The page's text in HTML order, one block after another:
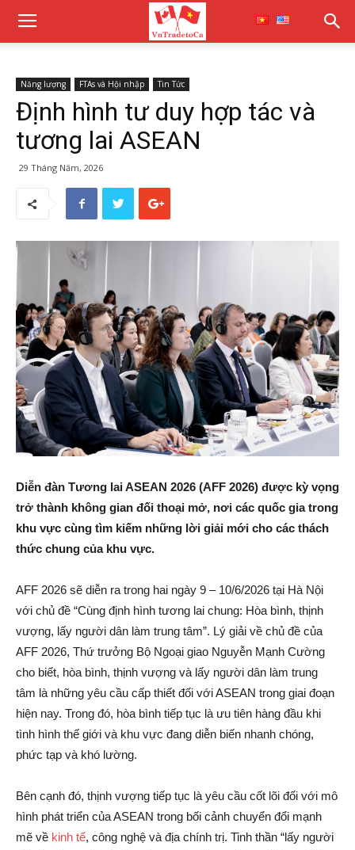
Năng lượng FTAs và Hội nhập Tin Tức
Định hình tư duy hợp tác và
tương lai ASEAN
29 Tháng Năm, 2026
Diễn đàn Tương lai ASEAN 2026 (AFF 2026) được kỳ vọng
trở thành không gian đối thoại mở, nơi các quốc gia trong
khu vực cùng tìm kiếm những lời giải mới cho các thách
thức chung của khu vực.
AFF 2026 sẽ diễn ra trong hai ngày 9 – 10/6/2026 tại Hà Nội
với chủ đề “Cùng định hình tương lai chung: Hòa bình, thịnh
vượng, lấy người dân làm trung tâm”. Lý giải về chủ đề của
AFF 2026, Thứ trưởng Bộ Ngoại giao Nguyễn Mạnh Cường
cho biết, hòa bình, thịnh vượng và lấy người dân làm trung
tâm là những yêu cầu cấp thiết đối với ASEAN trong giai đoạn
hiện nay. Trong đó, hòa bình tiếp tục là ưu tiên hàng đầu khi
tình hình thế giới và khu vực đang diễn biến nhanh chóng,
phức tạp và khó lường.
Bên cạnh đó, thịnh vượng tiếp tục là yêu cầu cốt lõi đối với mô
hình phát triển của ASEAN trong bối cảnh chuyển đổi mạnh
mẽ về kinh tế, công nghệ và địa chính trị. Tinh thần “lấy người